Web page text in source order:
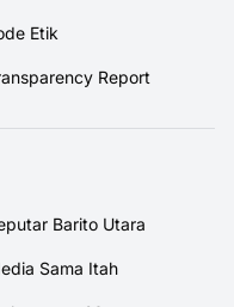
Etik
Report
Barito Utara
Sama Itah